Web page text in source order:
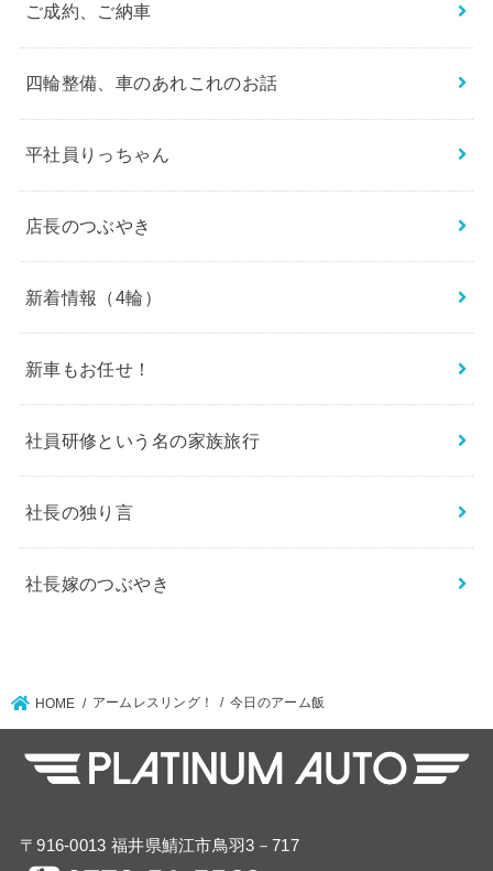
ご成約、ご納車
四輪整備、車のあれこれのお話
平社員りっちゃん
店長のつぶやき
新着情報（4輪）
新車もお任せ！
社員研修という名の家族旅行
社長の独り言
社長嫁のつぶやき
HOME アームレスリング！ 今日のアーム飯
〒916-0013 福井県鯖江市鳥羽3－717